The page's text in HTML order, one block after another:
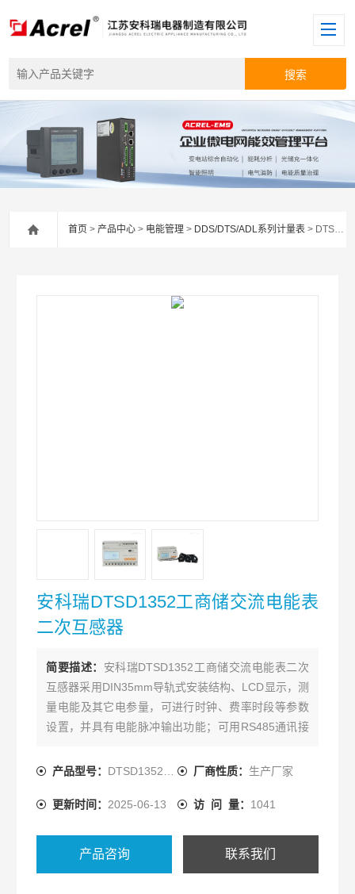
首页 >产品中心 > 电能管理 > DDS/DTS/ADL系列计量表 > DTSD1352-CT安科瑞DTSD1352工商储交流电能表二次互感器
安科瑞DTSD1352工商储交流电能表
二次互感器
简要描述： 安科瑞DTSD1352工商储交流电能表二次
互感器采用DIN35mm导轨式安装结构、LCD显示，测
量电能及其它电参量，可进行时钟、费率时段等参数
设置，并具有电能脉冲输出功能；可用RS485通讯接
产品型号： DTSD1352-CT 厂商性质： 生产厂家
更新时间： 2025-06-13 访 问 量： 1041
产品咨询 联系我们